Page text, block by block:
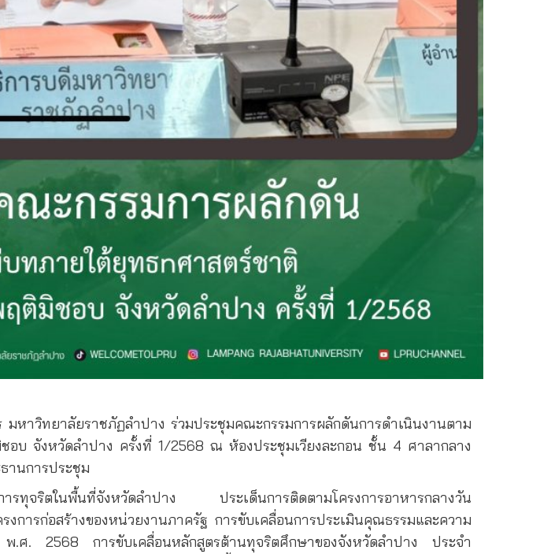
หาวิทยาลัยราชภัฏลำปาง ร่วมประชุมคณะกรรมการผลักดันการดำเนินงานตาม
อบ จังหวัดลำปาง ครั้งที่ 1/2568 ณ ห้องประชุมเวียงละกอน ชั้น 4 ศาลากลาง
านการประชุม
การทุจริตในพื้นที่จังหวัดลำปาง ประเด็นการติดตามโครงการอาหารกลางวัน
ารก่อสร้างของหน่วยงานภาครัฐ การขับเคลื่อนการประเมินคุณธรรมและความ
.ศ. 2568 การขับเคลื่อนหลักสูตรต้านทุจริตศึกษาของจังหวัดลำปาง ประจำ